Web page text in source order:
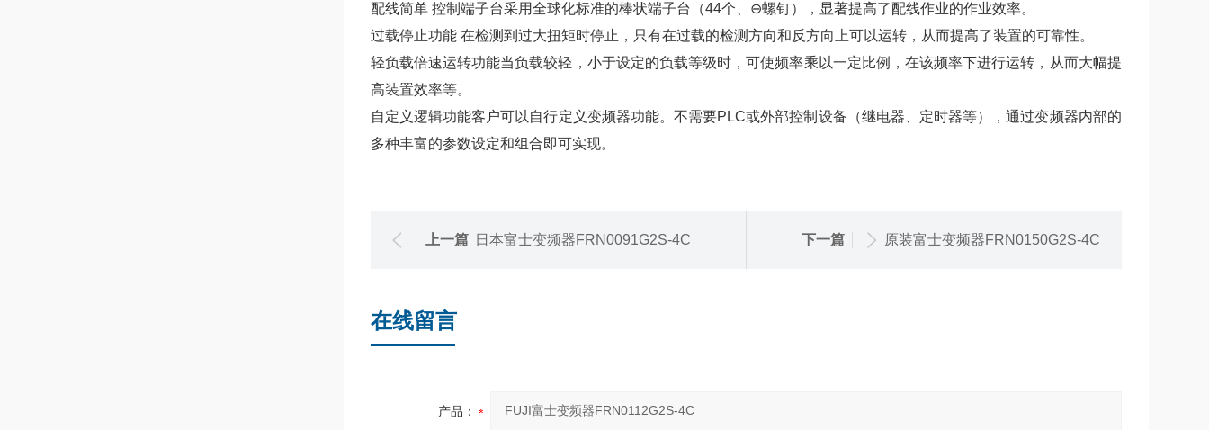
配线简单 控制端子台采用全球化标准的棒状端子台（44个、⊖螺钉），显著提高了配线作业的作业效率。
过载停止功能 在检测到过大扭矩时停止，只有在过载的检测方向和反方向上可以运转，从而提高了装置的可靠性。
轻负载倍速运转功能当负载较轻，小于设定的负载等级时，可使频率乘以一定比例，在该频率下进行运转，从而大幅提
高装置效率等。
自定义逻辑功能客户可以自行定义变频器功能。不需要PLC或外部控制设备（继电器、定时器等），通过变频器内部的
多种丰富的参数设定和组合即可实现。
上一篇 日本富士变频器FRN0091G2S-4C 下一篇 原装富士变频器FRN0150G2S-4C
在线留言
产品：